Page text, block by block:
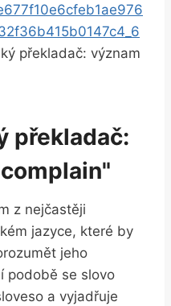
překladač: význam
překladač:
z nejčastěji
jazyce, které by
jeho
podobě se slovo
a vyjadřuje